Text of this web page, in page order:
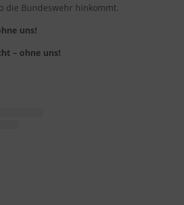
die Bundeswehr hinkommt.
uns!
– ohne uns!